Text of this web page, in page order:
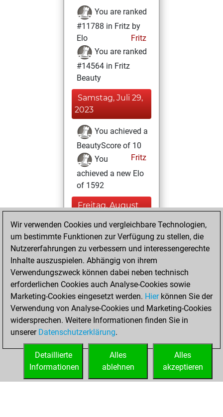
You are ranked
#11788 in Fritz by
Elo
Fritz
You are ranked
#14564 in Fritz
Beauty
Samstag, Juli 29,
2023
You achieved a
BeautyScore of 10
Fritz
You
achieved a new Elo
of 1592
Freitag, August
You played 18
blitz games
Play
You scored +10
=0 -8 in blitz
Dienstag, August
10, 2021
You created
your Fritz account
Wir verwenden Cookies und vergleichbare Technologien,
um bestimmte Funktionen zur Verfügung zu stellen, die
Nutzererfahrungen zu verbessern und interessengerechte
Inhalte auszuspielen. Abhängig von ihrem
Verwendungszweck können dabei neben technisch
erforderlichen Cookies auch Analyse-Cookies sowie
Marketing-Cookies eingesetzt werden. Hierkönnen Sie der
Verwendung von Analyse-Cookies und Marketing-Cookies
widersprechen. Weitere Informationen finden Sie in
unserer Datenschutzerklärung.
Alles
akzeptieren
Alles
ablehnen
Detaillierte
Informationen